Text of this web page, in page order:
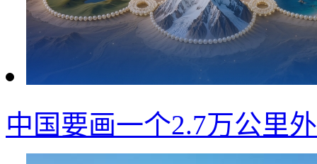
中国要画一个2.7万公里